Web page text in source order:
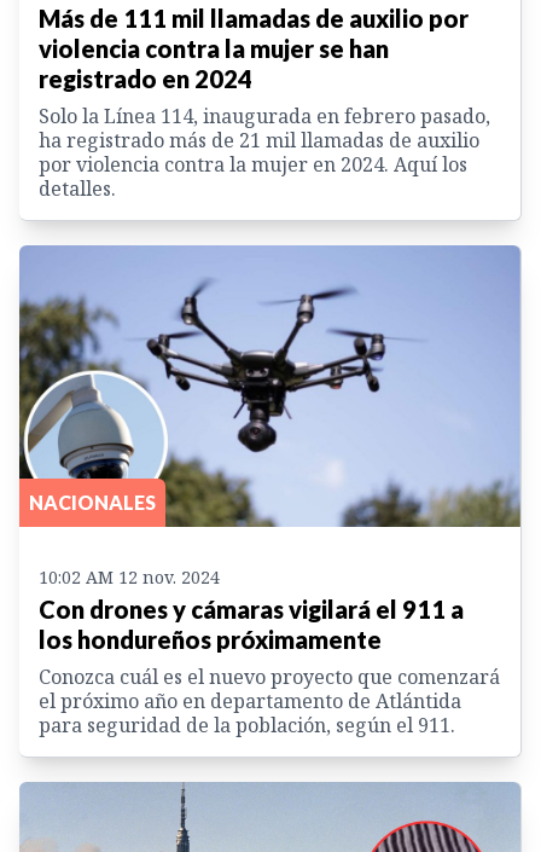
Más de 111 mil llamadas de auxilio por
violencia contra la mujer se han
registrado en 2024
Solo la Línea 114, inaugurada en febrero pasado,
ha registrado más de 21 mil llamadas de auxilio
por violencia contra la mujer en 2024. Aquí los
detalles.
NACIONALES
10:02 AM 12 nov. 2024
Con drones y cámaras vigilará el 911 a
los hondureños próximamente
Conozca cuál es el nuevo proyecto que comenzará
el próximo año en departamento de Atlántida
para seguridad de la población, según el 911.